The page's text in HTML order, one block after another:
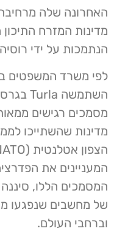
האחרונה שלה
מדינות המזרח
הנתמכות על ידי
מדינות שהשתייכו
המעניינים את
וברחבי העולם.